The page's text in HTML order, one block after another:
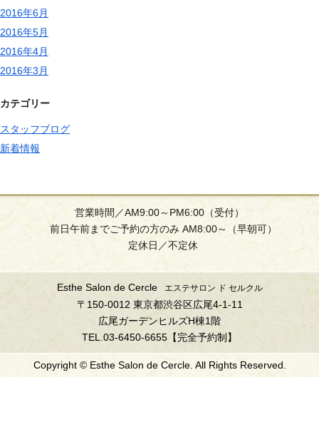
2016年6月
2016年5月
2016年4月
2016年3月
カテゴリー
スタッフブログ
新着情報
営業時間／AM9:00～PM6:00（受付）
前日午前までご予約の方のみ AM8:00～（早朝可）
定休日／不定休
Esthe Salon de Cercle エステサロン ド セルクル
〒150-0012 東京都渋谷区広尾4-1-11
広尾ガーデンヒルズH棟1階
TEL.03-6450-6655【完全予約制】
Copyright © Esthe Salon de Cercle. All Rights Reserved.